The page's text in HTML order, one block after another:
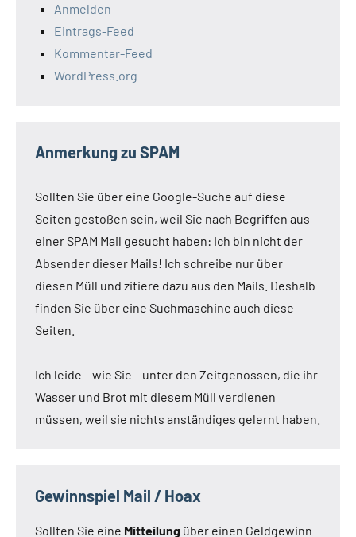
Anmelden
Eintrags-Feed
Kommentar-Feed
WordPress.org
Anmerkung zu SPAM
Sollten Sie über eine Google-Suche auf diese
Seiten gestoßen sein, weil Sie nach Begriffen aus
einer SPAM Mail gesucht haben: Ich bin nicht der
Absender dieser Mails! Ich schreibe nur über
diesen Müll und zitiere dazu aus den Mails. Deshalb
finden Sie über eine Suchmaschine auch diese
Seiten.
Ich leide – wie Sie – unter den Zeitgenossen, die ihr
Wasser und Brot mit diesem Müll verdienen
müssen, weil sie nichts anständiges gelernt haben.
Gewinnspiel Mail / Hoax
Sollten Sie eine Mitteilung über einen Geldgewinn